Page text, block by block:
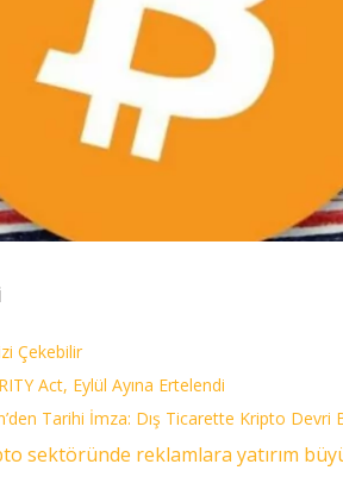
Çekebilir
Act, Eylül Ayına Ertelendi
Tarihi İmza: Dış Ticarette Kripto Devri
sektöründe reklamlara yatırım